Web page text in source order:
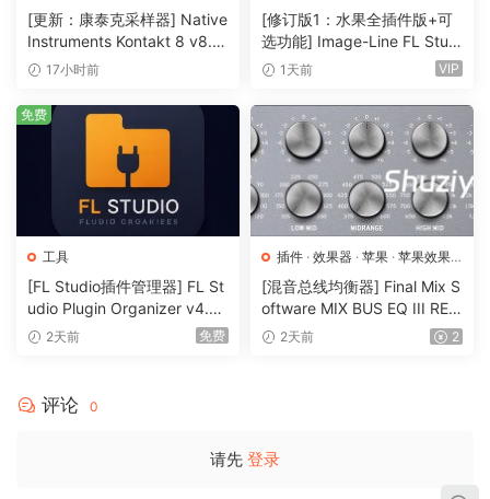
器
[更新：康泰克采样器] Native
Instruments Kontakt 8 v8.1
2.1 [WiN, MacOSX]（1.2GB
17小时前
[修订版1：水果全插件版+可
选功能] Image-Line FL Studi
o Producer Edition v26.1.3.5
ptional Features REV 1-GUIS
EPPE[MacOSX]（1.1GB+33
0MB)
1天前 VIP
工具
[FL Studio插件管理器] FL St
udio Plugin Organizer v4.0
[Now with FLP Downgrade]
2天前 免费
免费
插件 · 效果器 · 苹果 · 苹果效果
器
[混音总线均衡器] Final Mix S
oftware MIX BUS EQ III RET
AiL [WiN, MacOSX]（51.97
2天前 2
评论 0
请先 登录